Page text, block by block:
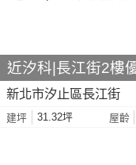
近汐科|長江街2樓
新北市汐止區長江街
建坪 31.32坪 屋齡